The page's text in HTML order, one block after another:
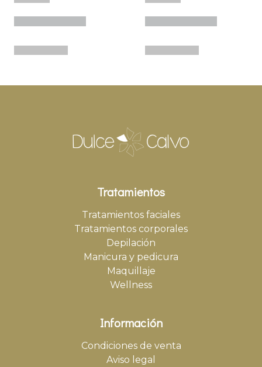
Tratamientos
Tratamientos faciales
Tratamientos corporales
Depilación
Manicura y pedicura
Maquillaje
Wellness
Información
Condiciones de venta
Aviso legal